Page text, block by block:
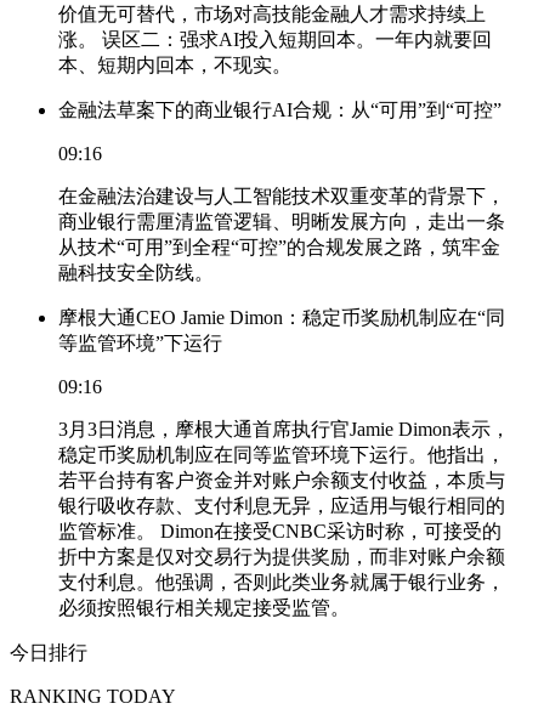
价值无可替代，市场对高技能金融人才需求持续上
涨。 误区二：强求AI投入短期回本。一年内就要回
本、短期内回本，不现实。
金融法草案下的商业银行AI合规：从“可用”到“可控”
09:16
在金融法治建设与人工智能技术双重变革的背景下，
商业银行需厘清监管逻辑、明晰发展方向，走出一条
从技术“可用”到全程“可控”的合规发展之路，筑牢金
融科技安全防线。
摩根大通CEO Jamie Dimon：稳定币奖励机制应在“同
等监管环境”下运行
09:16
3月3日消息，摩根大通首席执行官Jamie Dimon表示，
稳定币奖励机制应在同等监管环境下运行。他指出，
若平台持有客户资金并对账户余额支付收益，本质与
银行吸收存款、支付利息无异，应适用与银行相同的
监管标准。 Dimon在接受CNBC采访时称，可接受的
折中方案是仅对交易行为提供奖励，而非对账户余额
支付利息。他强调，否则此类业务就属于银行业务，
必须按照银行相关规定接受监管。
今日排行
RANKING TODAY